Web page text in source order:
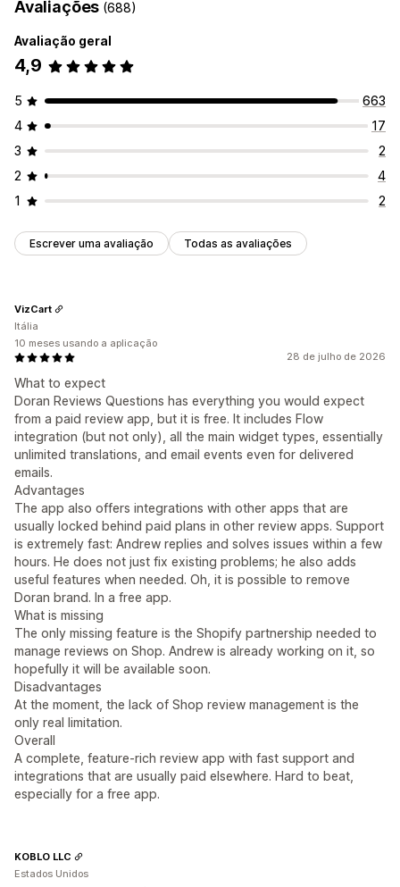
Esquema de grelha
Página de todas as avaliações
Destaques de avaliações
Fragmentos ricos
Conteúdo gerado pelo utilizador nas redes sociais
Pop-ups
Promoções
Importar e exportar Migração de avaliações
Distribuição de avaliações Automatizações
Opções de apresentação
Visualizações de produtos
Multilingue
Análise de dados
Rastreio do envolvimento
Avaliações (688)
Avaliação geral
4,9
5
663
4
17
3
2
2
4
1
2
Escrever uma avaliação Todas as avaliações
28 de julho de 2026
What to expect
Doran Reviews Questions has everything you would expect
from a paid review app, but it is free. It includes Flow
integration (but not only), all the main widget types, essentially
unlimited translations, and email events even for delivered
emails.
Advantages
The app also offers integrations with other apps that are
usually locked behind paid plans in other review apps. Support
is extremely fast: Andrew replies and solves issues within a few
hours. He does not just fix existing problems; he also adds
useful features when needed. Oh, it is possible to remove
Doran brand. In a free app.
What is missing
The only missing feature is the Shopify partnership needed to
manage reviews on Shop. Andrew is already working on it, so
hopefully it will be available soon.
Disadvantages
At the moment, the lack of Shop review management is the
only real limitation.
Overall
A complete, feature-rich review app with fast support and
integrations that are usually paid elsewhere. Hard to beat,
especially for a free app.
VizCart
Itália
10 meses usando a aplicação
KOBLO LLC
Estados Unidos